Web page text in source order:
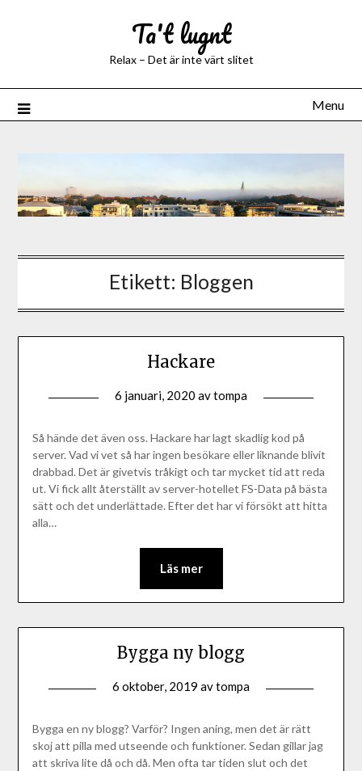
Ta't lugnt
Relax – Det är inte värt slitet
Menu
Etikett: Bloggen
Hackare
6 januari, 2020 avtompa
Så hände det även oss. Hackare har lagt skadlig kod på
server. Vad vi vet så har ingen besökare eller liknande blivit
drabbad. Det är givetvis tråkigt och tar mycket tid att reda
ut. Vi fick allt återställt av server-hotellet FS-Data på bästa
sätt och det underlättade. Efter det har vi försökt att hitta
alla…
Läs mer
Bygga ny blogg
6 oktober, 2019 avtompa
Bygga en ny blogg? Varför? Ingen aning, men det är rätt
skoj att pilla med utseende och funktioner. Sedan gillar jag
att skriva lite då och då. Men ofta tar tiden slut och det